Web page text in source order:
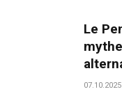
Le
07.10.2025